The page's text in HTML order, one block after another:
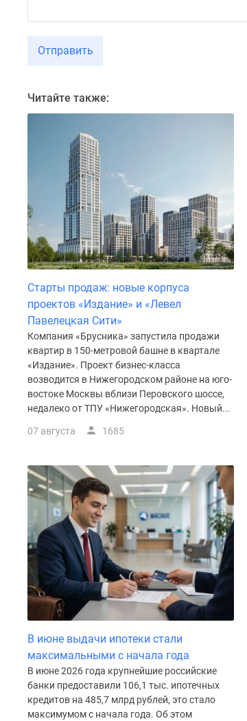
#траншевая
ипотека
Квартиры
новостроек
Субсидированная
застройщиком
Rutube
Москве
Программа
реновации
Москве
Новостройки
бизнес-
Траншевая
ипотека
коттеджи
Коттеджные
поселки
Москве
коттеджные
поселки
поселки
Коттеджные
поселки
Отправить
Читайте также:
Старты продаж: новые корпуса
проектов «Издание» и «Левел
Павелецкая Сити»
Компания «Брусника» запустила продажи
квартир в 150-метровой башне в квартале
«Издание». Проект бизнес-класса
возводится в Нижегородском районе на юго-
востоке Москвы вблизи Перовского шоссе,
недалеко от ТПУ «Нижегородская». Новый...
07 августа 1685
В июне выдачи ипотеки стали
максимальными с начала года
В июне 2026 года крупнейшие российские
банки предоставили 106,1 тыс. ипотечных
кредитов на 485,7 млрд рублей, это стало
максимумом с начала года. Об этом